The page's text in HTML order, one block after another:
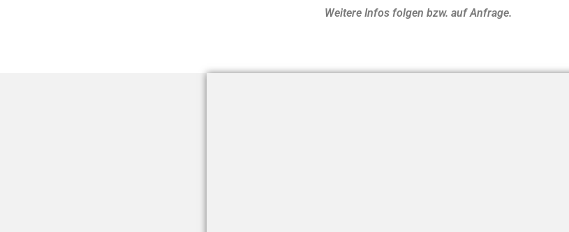
Weitere Infos folgen bzw. auf Anfrage.